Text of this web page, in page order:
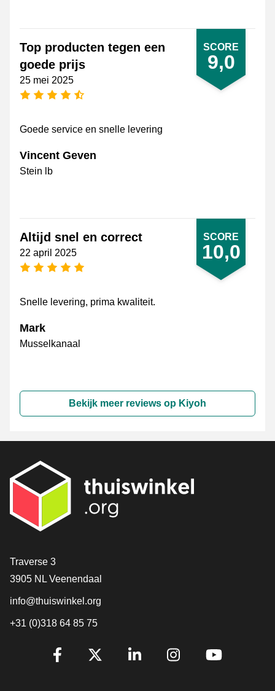
SCORE
9,0
Top producten tegen een
goede prijs
25 mei 2025
4,5 sterren
Goede service en snelle levering
Vincent Geven
Stein lb
SCORE
10,0
Altijd snel en correct
22 april 2025
5 sterren
Snelle levering, prima kwaliteit.
Mark
Musselkanaal
Bekijk meer reviews op Kiyoh
Contact
Traverse 3
3905 NL Veenendaal
info@thuiswinkel.org
+31 (0)318 64 85 75
Volg je ons al?